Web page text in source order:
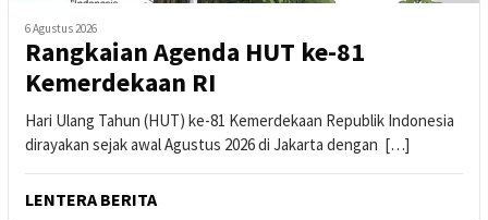
6 Agustus 2026
Rangkaian Agenda HUT ke-81
Kemerdekaan RI
Hari Ulang Tahun (HUT) ke-81 Kemerdekaan Republik Indonesia
dirayakan sejak awal Agustus 2026 di Jakarta dengan […]
LENTERA BERITA